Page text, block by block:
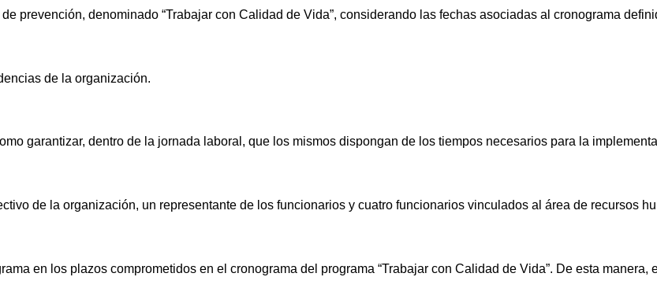
prevención, denominado “Trabajar con Calidad de Vida”, considerando las fechas asociadas al cronograma
de la organización.
garantizar, dentro de la jornada laboral, que los mismos dispongan de los tiempos necesarios para la
de la organización, un representante de los funcionarios y cuatro funcionarios vinculados al área de
en los plazos comprometidos en el cronograma del programa “Trabajar con Calidad de Vida”. De esta